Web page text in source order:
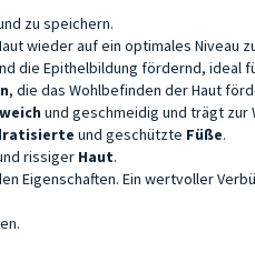
zu speichern.
wieder auf ein optimales Niveau
die Epithelbildung fördernd, ideal
, die das Wohlbefinden der Haut
und geschmeidig und trägt zur
und geschützte Füße.
rissiger Haut.
Eigenschaften. Ein wertvoller